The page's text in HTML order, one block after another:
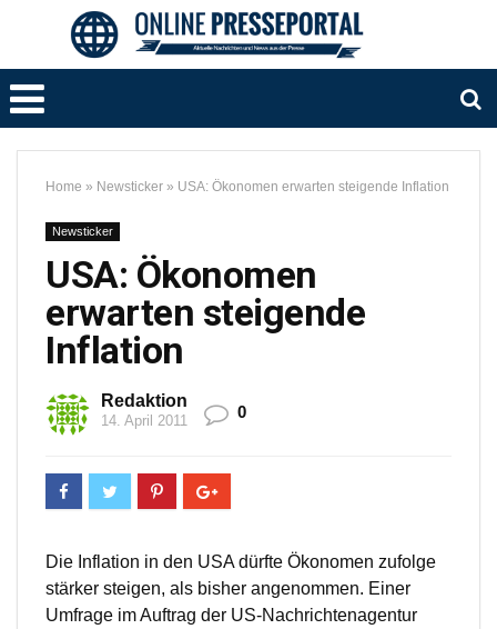
Home » Newsticker » USA: Ökonomen erwarten steigende Inflation
Newsticker
USA: Ökonomen
erwarten steigende
Inflation
Redaktion
14. April 2011 0
Die Inflation in den USA dürfte Ökonomen zufolge
stärker steigen, als bisher angenommen. Einer
Umfrage im Auftrag der US-Nachrichtenagentur